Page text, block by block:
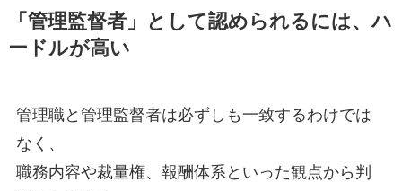
「管理監督者」として認められるには、ハ
ードルが高い
管理職と管理監督者は必ずしも一致するわけでは
なく、
職務内容や裁量権、報酬体系といった観点から判